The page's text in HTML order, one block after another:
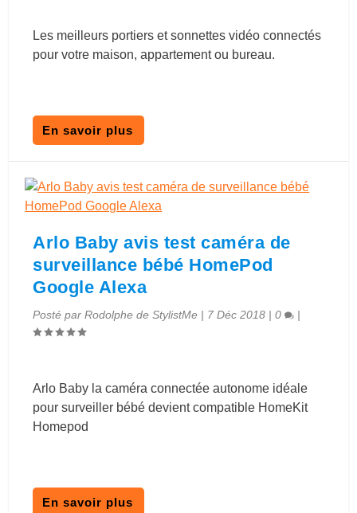
Les meilleurs portiers et sonnettes vidéo connectés
pour votre maison, appartement ou bureau.
En savoir plus
Arlo Baby avis test caméra de
surveillance bébé HomePod
Google Alexa
Posté parRodolphe de StylistMe | 7 Déc 2018 |0 |
Arlo Baby la caméra connectée autonome idéale
pour surveiller bébé devient compatible HomeKit
Homepod
En savoir plus